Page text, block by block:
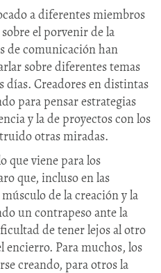
a diferentes miembros
el porvenir de la
de comunicación han
sobre diferentes temas
días. Creadores en distintas
para pensar estrategias
y la de proyectos con los
otras miradas.
que viene para los
que, incluso en las
de la creación y la
un contrapeso ante la
de tener lejos al otro
encierro. Para muchos, los
creando, para otros la